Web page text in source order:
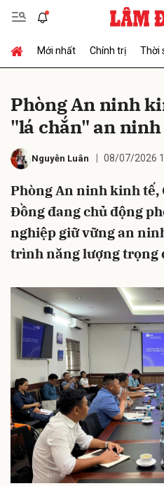
Mới nhất Chính trị Thời
Phòng An ninh
"lá chắn" an
Nguyễn Luân 08/07/2026
Phòng An ninh kinh tế,
Đồng đang chủ động
nghiệp giữ vững an
trình năng lượng trọng
Gửi bình luận